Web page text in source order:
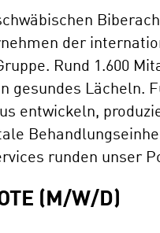
der
Rund 1.600
gesundes Lächeln.
entwickeln,
runden unser
(M/W/D)